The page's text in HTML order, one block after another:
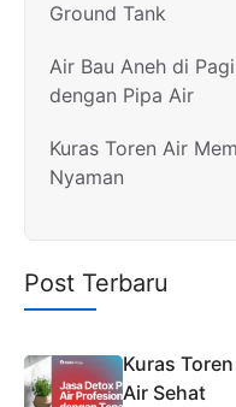
Ground Tank
Air Bau Aneh di
dengan Pipa Air
Kuras Toren Air
Nyaman
Post Terbaru
Kuras
Air Sehat